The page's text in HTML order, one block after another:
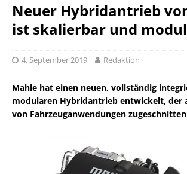
Neuer Hybridantrieb
ist skalierbar und
4. September 2019 Redaktion
Mahle hat einen neuen, vollständig
modularen Hybridantrieb entwickelt, der
von Fahrzeuganwendungen